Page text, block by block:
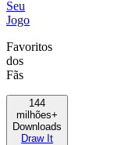
Seu
Jogo
Favoritos
dos
Fãs
144
milhões+
Downloads
Draw It